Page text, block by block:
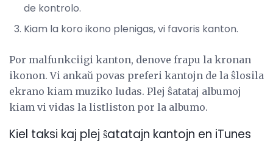
de kontrolo.
Kiam la koro ikono plenigas, vi favoris kanton.
Por malfunkciigi kanton, denove frapu la kronan
ikonon. Vi ankaŭ povas preferi kantojn de la ŝlosila
ekrano kiam muziko ludas. Plej ŝatataj albumoj
kiam vi vidas la listliston por la albumo.
Kiel taksi kaj plej ŝatatajn kantojn en iTunes